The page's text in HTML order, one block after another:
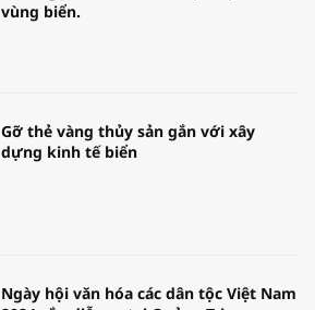
vùng biển.
Gỡ thẻ vàng thủy sản gắn với xây
dựng kinh tế biển
Ngày hội văn hóa các dân tộc Việt Nam